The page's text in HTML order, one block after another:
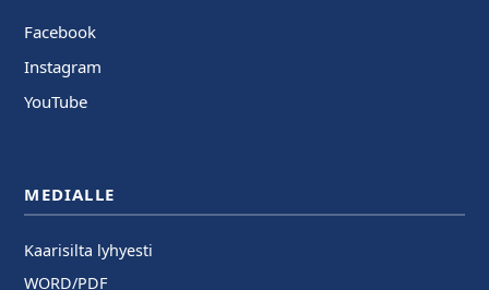
Facebook
Instagram
YouTube
MEDIALLE
Kaarisilta lyhyesti
WORD/PDF